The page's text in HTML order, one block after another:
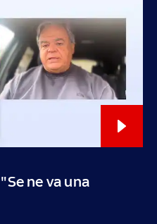
ne va una